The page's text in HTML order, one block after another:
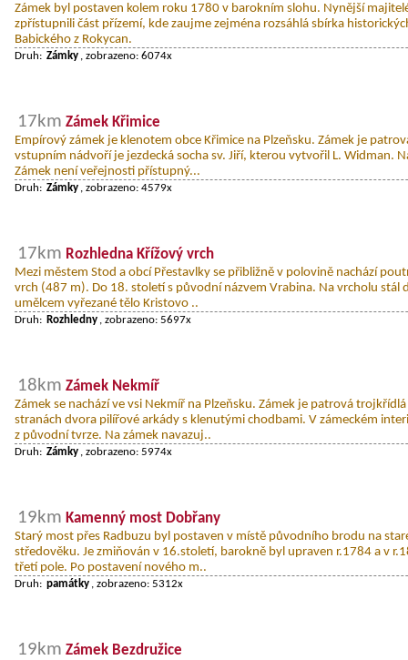
Zámek byl postaven kolem roku 1780 v barokním slohu. Nynější
zpřístupnili část přízemí, kde zaujme zejména rozsáhlá sbírka
Babického z Rokycan.
Druh: Zámky , zobrazeno: 6074x
17km Zámek Křimice
Empírový zámek je klenotem obce Křimice na Plzeňsku. Zámek je
vstupním nádvoří je jezdecká socha sv. Jiří, kterou vytvořil L. Widman.
Zámek není veřejnosti přístupný...
Druh: Zámky , zobrazeno: 4579x
17km Rozhledna Křížový vrch
Mezi městem Stod a obcí Přestavlky se přibližně v polovině nachází
vrch (487 m). Do 18. století s původní názvem Vrabina. Na vrcholu stál
umělcem vyřezané tělo Kristovo ..
Druh: Rozhledny , zobrazeno: 5697x
18km Zámek Nekmíř
Zámek se nachází ve vsi Nekmíř na Plzeňsku. Zámek je patrová
stranách dvora pilířové arkády s klenutými chodbami. V zámeckém
z původní tvrze. Na zámek navazuj..
Druh: Zámky , zobrazeno: 5974x
19km Kamenný most Dobřany
Starý most přes Radbuzu byl postaven v místě původního brodu na
středověku. Je zmiňován v 16.století, barokně byl upraven r.1784 a v
třetí pole. Po postavení nového m..
Druh: památky , zobrazeno: 5312x
19km Zámek Bezdružice